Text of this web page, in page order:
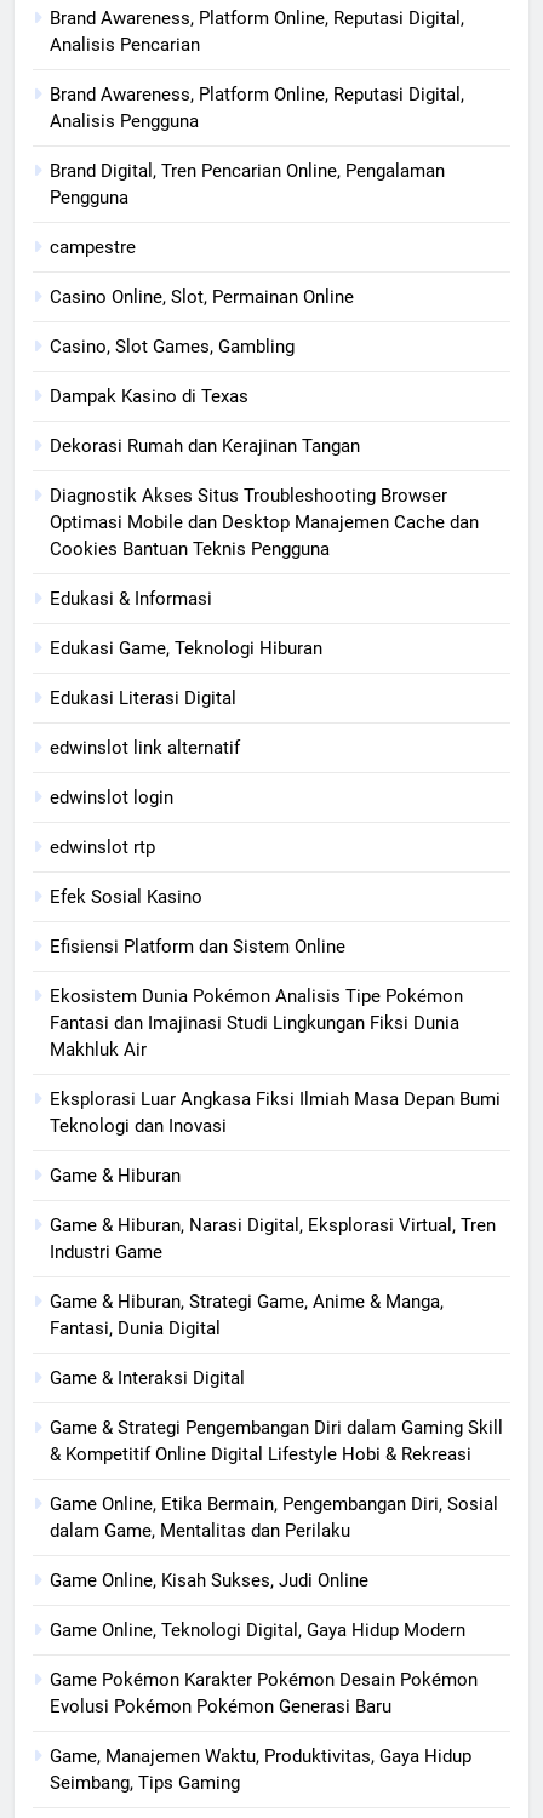
Brand Awareness, Platform Online, Reputasi Digital,
Analisis Pencarian
Brand Awareness, Platform Online, Reputasi Digital,
Analisis Pengguna
Brand Digital, Tren Pencarian Online, Pengalaman
Pengguna
campestre
Casino Online, Slot, Permainan Online
Casino, Slot Games, Gambling
Dampak Kasino di Texas
Dekorasi Rumah dan Kerajinan Tangan
Diagnostik Akses Situs Troubleshooting Browser
Optimasi Mobile dan Desktop Manajemen Cache dan
Cookies Bantuan Teknis Pengguna
Edukasi & Informasi
Edukasi Game, Teknologi Hiburan
Edukasi Literasi Digital
edwinslot link alternatif
edwinslot login
edwinslot rtp
Efek Sosial Kasino
Efisiensi Platform dan Sistem Online
Ekosistem Dunia Pokémon Analisis Tipe Pokémon
Fantasi dan Imajinasi Studi Lingkungan Fiksi Dunia
Makhluk Air
Eksplorasi Luar Angkasa Fiksi Ilmiah Masa Depan Bumi
Teknologi dan Inovasi
Game & Hiburan
Game & Hiburan, Narasi Digital, Eksplorasi Virtual, Tren
Industri Game
Game & Hiburan, Strategi Game, Anime & Manga,
Fantasi, Dunia Digital
Game & Interaksi Digital
Game & Strategi Pengembangan Diri dalam Gaming Skill
& Kompetitif Online Digital Lifestyle Hobi & Rekreasi
Game Online, Etika Bermain, Pengembangan Diri, Sosial
dalam Game, Mentalitas dan Perilaku
Game Online, Kisah Sukses, Judi Online
Game Online, Teknologi Digital, Gaya Hidup Modern
Game Pokémon Karakter Pokémon Desain Pokémon
Evolusi Pokémon Pokémon Generasi Baru
Game, Manajemen Waktu, Produktivitas, Gaya Hidup
Seimbang, Tips Gaming